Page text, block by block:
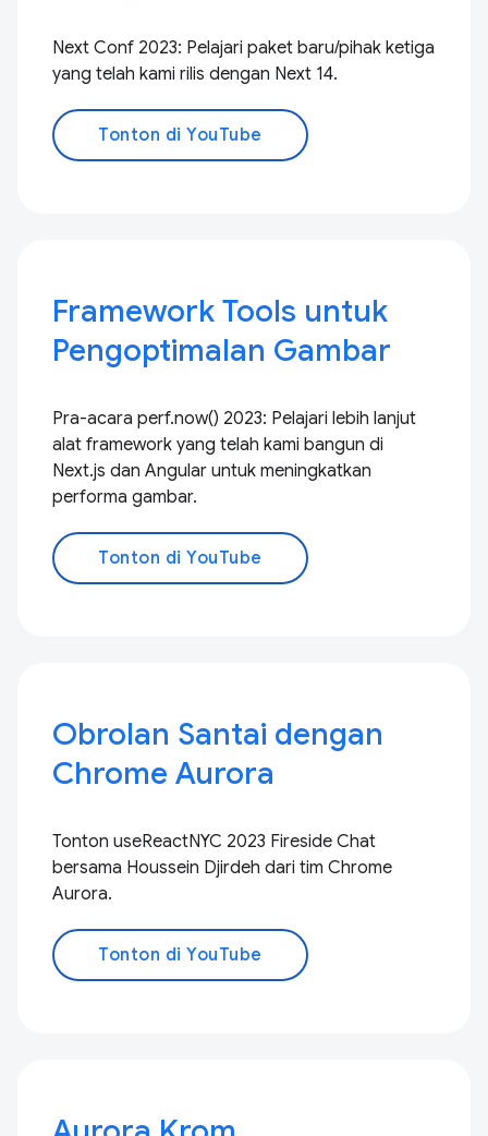
Next Conf 2023: Pelajari paket baru/pihak ketiga
yang telah kami rilis dengan Next 14.
Tonton di YouTube
Framework Tools untuk
Pengoptimalan Gambar
Pra-acara perf.now() 2023: Pelajari lebih lanjut
alat framework yang telah kami bangun di
Next.js dan Angular untuk meningkatkan
performa gambar.
Tonton di YouTube
Obrolan Santai dengan
Chrome Aurora
Tonton useReactNYC 2023 Fireside Chat
bersama Houssein Djirdeh dari tim Chrome
Aurora.
Tonton di YouTube